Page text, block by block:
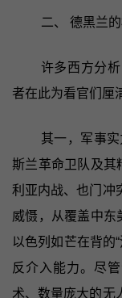
二、 德黑兰
许多西方分
者在此为看官们厘
其一，军事
斯兰革命卫队及其
利亚内战、也门冲
威慑，从覆盖中东
以色列如芒在背的
反介入能力。尽
术、数量庞大的无